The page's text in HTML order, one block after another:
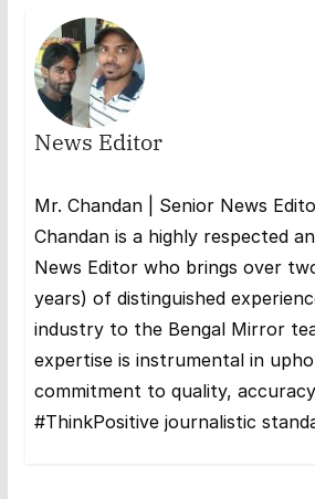
News Editor
Mr. Chandan | Senior News
Chandan is a highly respected
News Editor who brings over
years) of distinguished
industry to the Bengal Mirror
expertise is instrumental in
commitment to quality,
#ThinkPositive journalistic